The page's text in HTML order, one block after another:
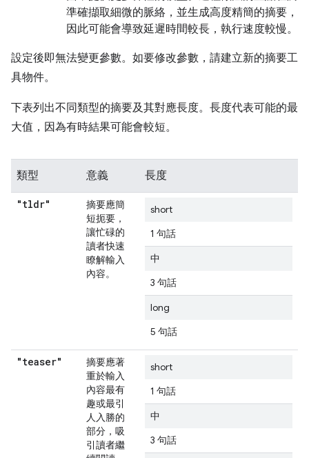
準確擷取細微的脈絡，並生成高度精簡的摘要，
因此可能會導致延遲時間較長，執行速度較慢。
設定後即無法變更參數。如要修改參數，請建立新的摘要工
具物件。
下表列出不同類型的摘要及其對應長度。長度代表可能的最
大值，因為有時結果可能會較短。
類型 意義 長度
"tldr"
摘要應簡
短扼要，
讓忙碌的
讀者快速
瞭解輸入
內容。
short
1 句話
中
3 句話
long
5 句話
"teaser"
摘要應著
重於輸入
內容最有
趣或最引
人入勝的
部分，吸
引讀者繼
short
1 句話
中
3 句話